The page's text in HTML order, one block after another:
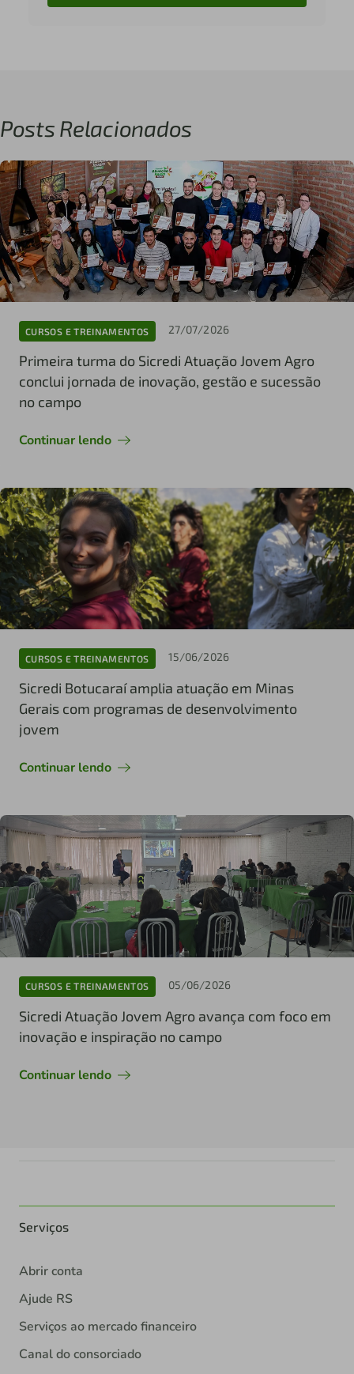
Posts Relacionados
CURSOS E TREINAMENTOS 27/07/2026
Primeira turma do Sicredi Atuação Jovem Agro
conclui jornada de inovação, gestão e sucessão
no campo
Continuar lendo
CURSOS E TREINAMENTOS 15/06/2026
Sicredi Botucaraí amplia atuação em Minas
Gerais com programas de desenvolvimento
jovem
Continuar lendo
CURSOS E TREINAMENTOS 05/06/2026
Sicredi Atuação Jovem Agro avança com foco em
inovação e inspiração no campo
Continuar lendo
Serviços
Abrir conta
Ajude RS
Serviços ao mercado financeiro
Canal do consorciado